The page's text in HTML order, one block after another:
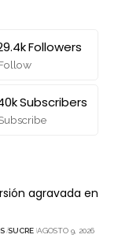
Followers
Subscribers
agravada en
SUCRE AGOSTO 9, 2026